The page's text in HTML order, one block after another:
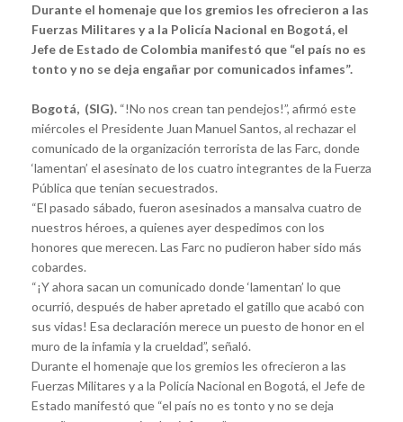
Durante el homenaje que los gremios les ofrecieron a las
Fuerzas Militares y a la Policía Nacional en Bogotá, el
Jefe de Estado de Colombia manifestó que “el país no es
tonto y no se deja engañar por comunicados infames”.
Bogotá, (SIG). “!No nos crean tan pendejos!”, afirmó este
miércoles el Presidente Juan Manuel Santos, al rechazar el
comunicado de la organización terrorista de las Farc, donde
‘lamentan’ el asesinato de los cuatro integrantes de la Fuerza
Pública que tenían secuestrados.
“El pasado sábado, fueron asesinados a mansalva cuatro de
nuestros héroes, a quienes ayer despedimos con los
honores que merecen. Las Farc no pudieron haber sido más
cobardes.
“¡Y ahora sacan un comunicado donde ‘lamentan’ lo que
ocurrió, después de haber apretado el gatillo que acabó con
sus vidas! Esa declaración merece un puesto de honor en el
muro de la infamia y la crueldad”, señaló.
Durante el homenaje que los gremios les ofrecieron a las
Fuerzas Militares y a la Policía Nacional en Bogotá, el Jefe de
Estado manifestó que “el país no es tonto y no se deja